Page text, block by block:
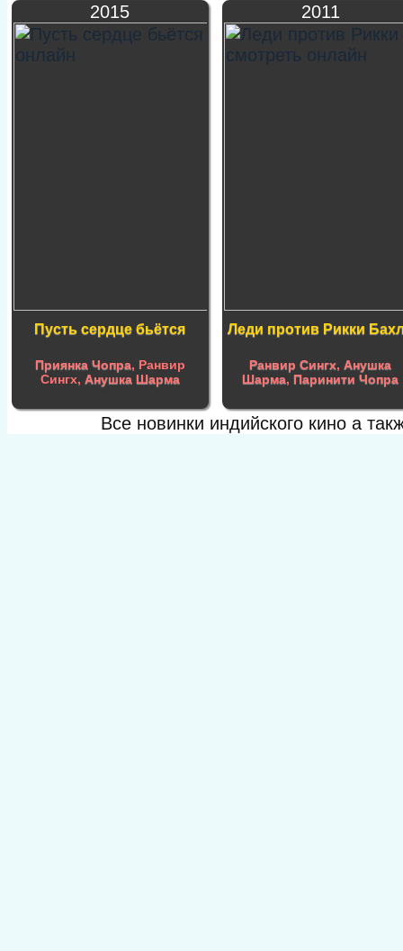
2015
Пусть сердце бьётся
Приянка Чопра, Ранвир
Сингх, Анушка Шарма
2011
Леди против Рикки
Ранвир Сингх,Анушка
Шарма,Паринити Чопра
Все новинки индийского кино а